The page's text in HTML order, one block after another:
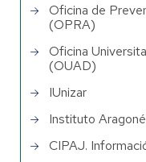
Oficina de
(OPRA)
Oficina
(OUAD)
IUnizar
Instituto
CIPAJ.